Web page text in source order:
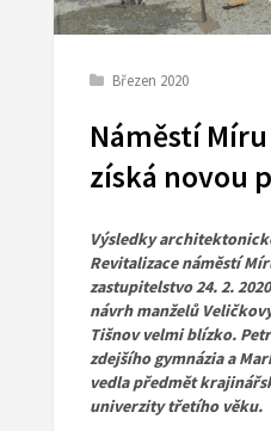
Březen 2020
Náměstí
získá novou
Výsledky
Revitalizace náměstí
zastupitelstvo 24. 2.
návrh manželů
Tišnov velmi blízko.
zdejšího gymnázia a
vedla předmět
univerzity třetího věku.